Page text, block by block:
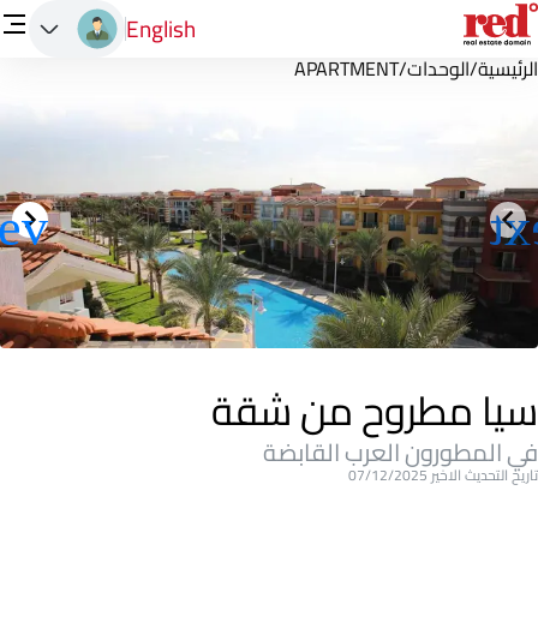
English
الرئيسية/الوحدات/
APARTMENT
سيا مطروح من شقة
في المطورون العرب القابضة
تاريخ التحديث الاخير 07/12/2025